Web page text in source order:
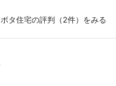
タ住宅の評判（2件）をみる